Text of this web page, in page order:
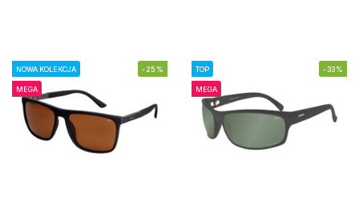
NOWA KOLEKCJA
MEGA
-25% TOP
MEGA
-33%